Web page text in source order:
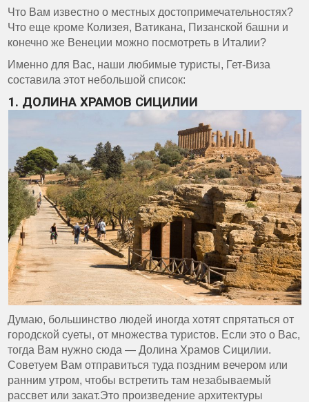
Что Вам известно о местных достопримечательностях?
Что еще кроме Колизея, Ватикана, Пизанской башни и
конечно же Венеции можно посмотреть в Италии?
Именно для Вас, наши любимые туристы, Гет-Виза
составила этот небольшой список:
1. ДОЛИНА ХРАМОВ СИЦИЛИИ
Думаю, большинство людей иногда хотят спрятаться от
городской суеты, от множества туристов. Если это о Вас,
тогда Вам нужно сюда — Долина Храмов Сицилии.
Советуем Вам отправиться туда поздним вечером или
ранним утром, чтобы встретить там незабываемый
рассвет или закат.Это произведение архитектуры